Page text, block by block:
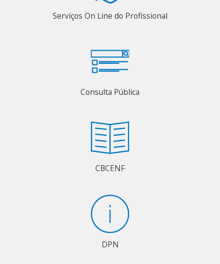
Serviços On Line do Profissional
Consulta Pública
CBCENF
DPN